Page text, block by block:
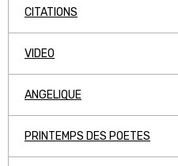
CITATIONS
VIDEO
ANGELIQUE
PRINTEMPS DES POETES